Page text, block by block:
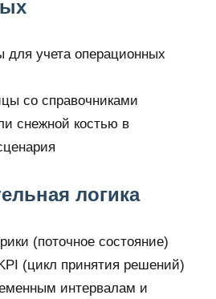
для учета операционных
со справочниками
снежной костью в
логика
(поточное состояние)
(цикл принятия решений)
интервалам и